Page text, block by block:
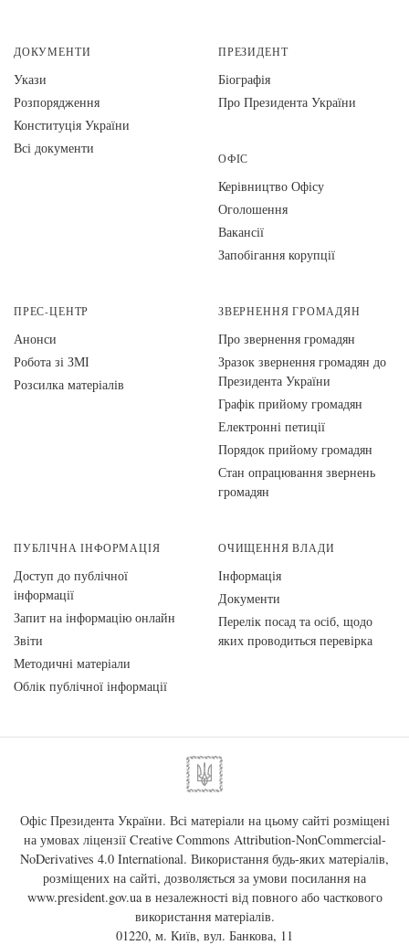
ДОКУМЕНТИ
Укази
Розпорядження
Конституція України
Всі документи
ПРЕЗИДЕНТ
Біографія
Про Президента України
ОФІС
Керівництво Офісу
Оголошення
Вакансії
Запобігання корупції
ПРЕС-ЦЕНТР
Анонси
Робота зі ЗМІ
Розсилка матеріалів
ЗВЕРНЕННЯ ГРОМАДЯН
Про звернення громадян
Зразок звернення громадян до
Президента України
Графік прийому громадян
Електронні петиції
Порядок прийому громадян
Стан опрацювання звернень
громадян
ПУБЛІЧНА ІНФОРМАЦІЯ
Доступ до публічної
інформації
Запит на інформацію онлайн
Звіти
Методичні матеріали
Облік публічної інформації
ОЧИЩЕННЯ ВЛАДИ
Інформація
Документи
Перелік посад та осіб, щодо
яких проводиться перевірка
Офіс Президента України. Всі матеріали на цьому сайті розміщені
на умовах ліцензії Creative Commons Attribution-NonCommercial-
NoDerivatives 4.0 International. Використання будь-яких матеріалів,
розміщених на сайті, дозволяється за умови посилання на
www.president.gov.uaв незалежності від повного або часткового
використання матеріалів.
01220, м. Київ, вул. Банкова, 11